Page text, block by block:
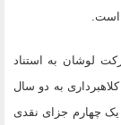
شرکت لوشان به استناد
کلاهبرداری به دو سال
یک چهارم جزای نقدی